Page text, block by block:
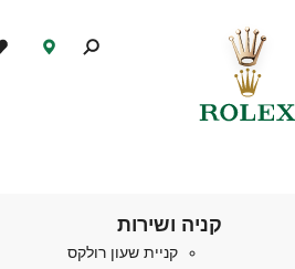
קניה ושירות
קניית שעון רולקס